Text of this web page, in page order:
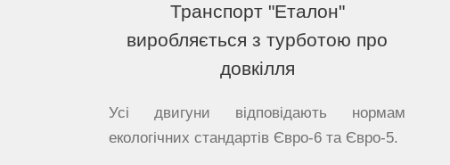
Транспорт "Еталон"
виробляється з турботою про
довкілля
Усі двигуни відповідають нормам
екологічних стандартів Євро-6 та Євро-5.